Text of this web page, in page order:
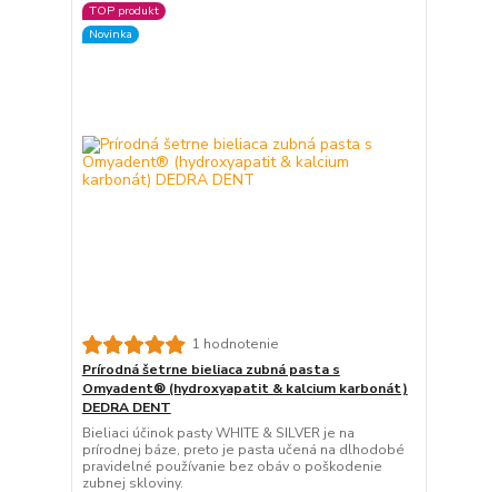
TOP produkt
Novinka
1 hodnotenie
Prírodná šetrne bieliaca zubná pasta s
Omyadent® (hydroxyapatit & kalcium karbonát)
DEDRA DENT
Bieliaci účinok pasty WHITE & SILVER je na
prírodnej báze, preto je pasta učená na dlhodobé
pravidelné používanie bez obáv o poškodenie
zubnej skloviny.